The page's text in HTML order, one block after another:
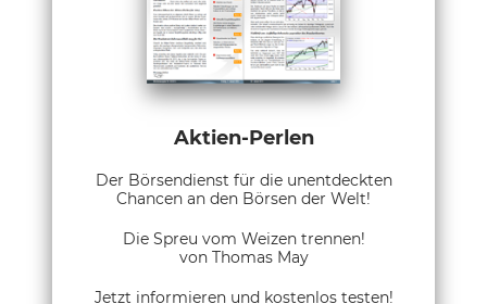
Aktien-Perlen
Der Börsendienst für die unentdeckten
Chancen an den Börsen der Welt!
Die Spreu vom Weizen trennen!
von Thomas May
Jetzt informieren und kostenlos testen!